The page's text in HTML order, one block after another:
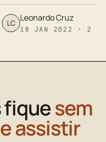
LC Leonardo Cruz
18 JAN 2022 · 2
fiquesem
assistir